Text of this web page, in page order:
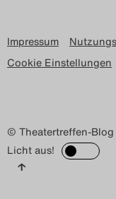
Impressum
Cookie Einstellungen
© Theatertreffen-
Licht aus!
↑